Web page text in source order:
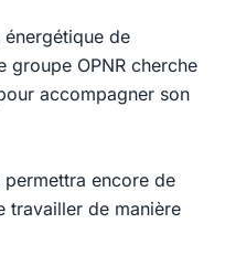
de
groupe OPNR cherche
accompagner son
encore de
travailler de manière